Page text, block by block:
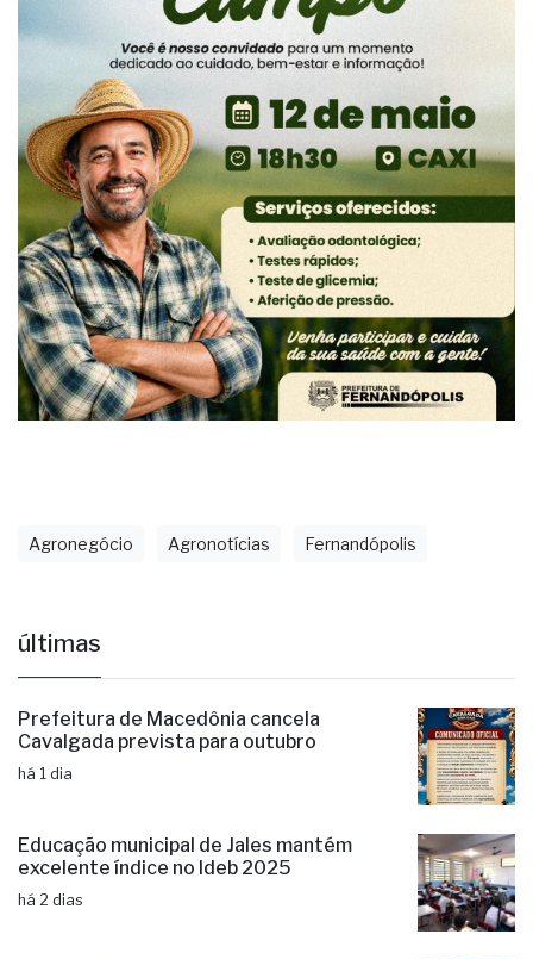
Agronegócio Agronotícias Fernandópolis
últimas
Prefeitura de Macedônia cancela
Cavalgada prevista para outubro
há 1 dia
Educação municipal de Jales mantém
excelente índice no Ideb 2025
há 2 dias